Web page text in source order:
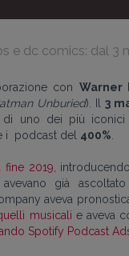
e dc comics: dal 3
con Warner
Unburied). Il 3
di uno dei più
i podcast del 400%
2019 introducendo
avevano già
aveva
musicali e aveva
Spotify Podcast